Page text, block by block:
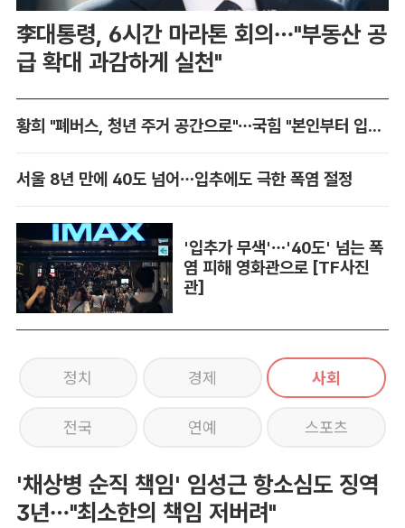
李대통령, 6시간 마라톤 회의…"부동산 공
급 확대 과감하게 실천"
황희 "폐버스, 청년 주거 공간으로"…국힘 "본인부터 입주하라"
서울 8년 만에 40도 넘어…입추에도 극한 폭염 절정
'입추가 무색'…'40도' 넘는 폭
염 피해 영화관으로 [TF사진
관]
정치 경제 사회
전국 연예 스포츠
'채상병 순직 책임' 임성근 항소심도 징역
3년…"최소한의 책임 저버려"